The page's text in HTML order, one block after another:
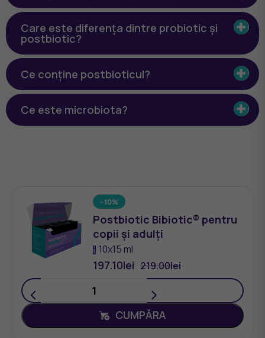
Care este diferența dintre probiotic și
postbiotic?
Ce conține postbioticul?
Ce este microbiota?
- 10%
Postbiotic Bibiotic® pentru
copii și adulți
10х15 ml
197.10lei 219.00lei
< >
CUMPĂRA